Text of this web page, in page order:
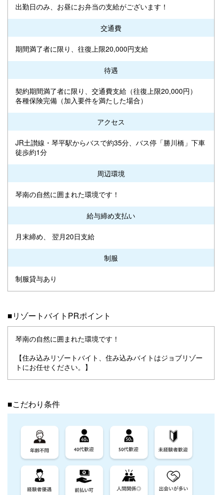
出勤日のみ、お昼にお弁当の支給がございます！
交通費
期間満了者に限り、往復上限20,000円支給
待遇
契約期間満了者に限り、交通費支給（往復上限20,000円）
各種保険完備（加入要件を満たした場合）
アクセス
JR土讃線・琴平駅からバスで約35分、バス停「勝川橋」下車
徒歩約1分
周辺環境
琴南の自然に囲まれた環境です！
給与締め支払い
月末締め、 翌月20日支給
制服
制服貸与あり
■リゾートバイトPRポイント
琴南の自然に囲まれた環境です！
【住み込みリゾートバイト、住み込みバイトはジョブリゾー
トにお任せください。】
■こだわり条件